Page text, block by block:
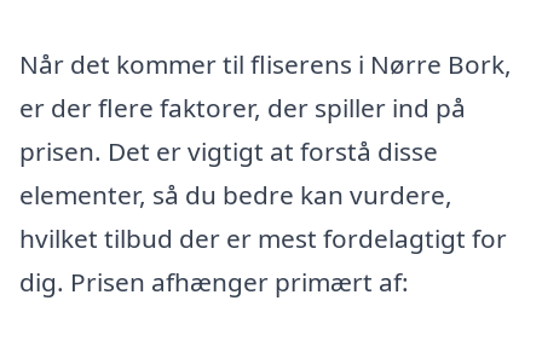
Når det kommer til fliserens i Nørre Bork,
er der flere faktorer, der spiller ind på
prisen. Det er vigtigt at forstå disse
elementer, så du bedre kan vurdere,
hvilket tilbud der er mest fordelagtigt for
dig. Prisen afhænger primært af: